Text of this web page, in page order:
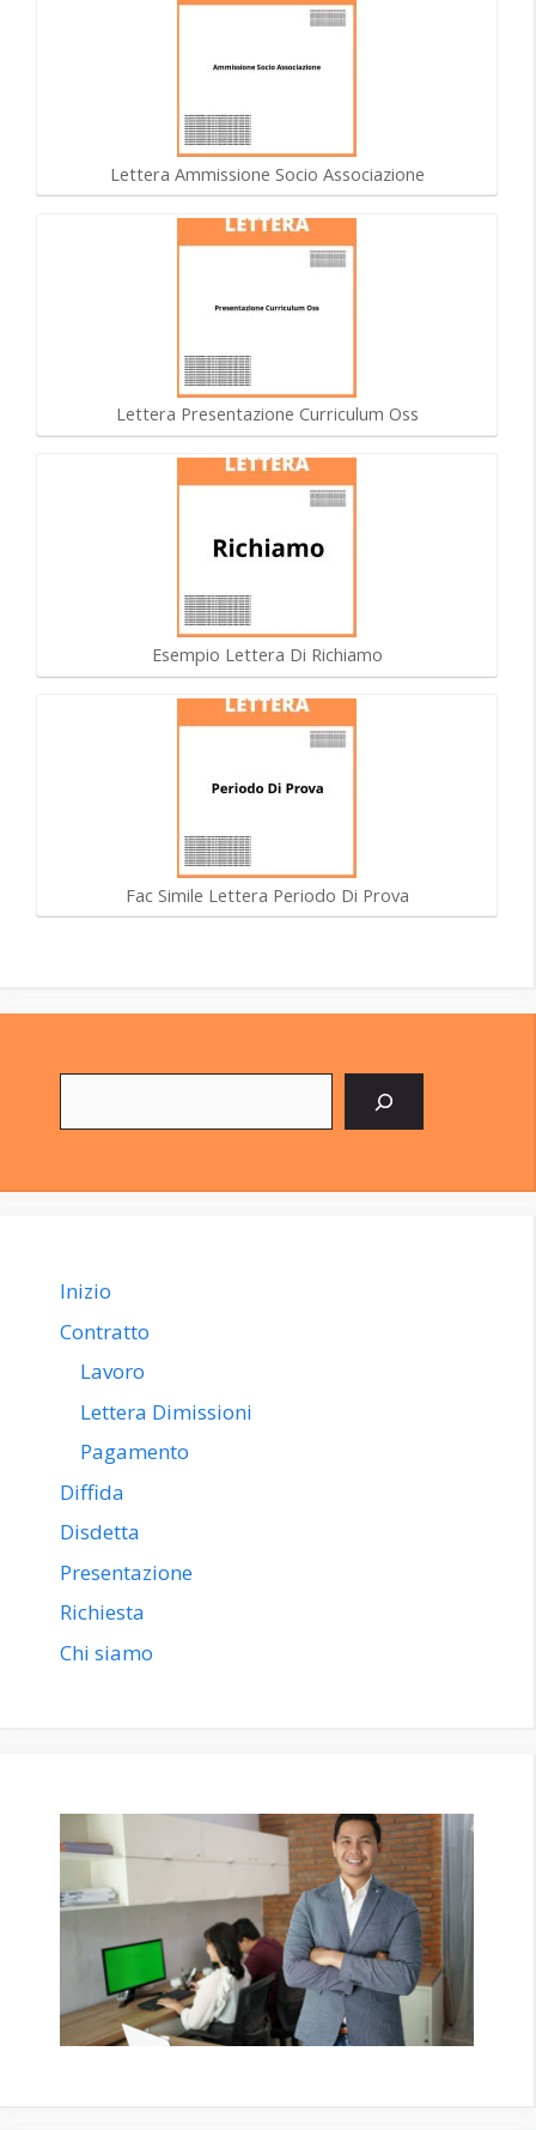
Lettera Ammissione Socio Associazione
Lettera Presentazione Curriculum Oss
Esempio Lettera Di Richiamo
Fac Simile Lettera Periodo Di Prova
Inizio
Contratto
Lavoro
Lettera Dimissioni
Pagamento
Diffida
Disdetta
Presentazione
Richiesta
Chi siamo